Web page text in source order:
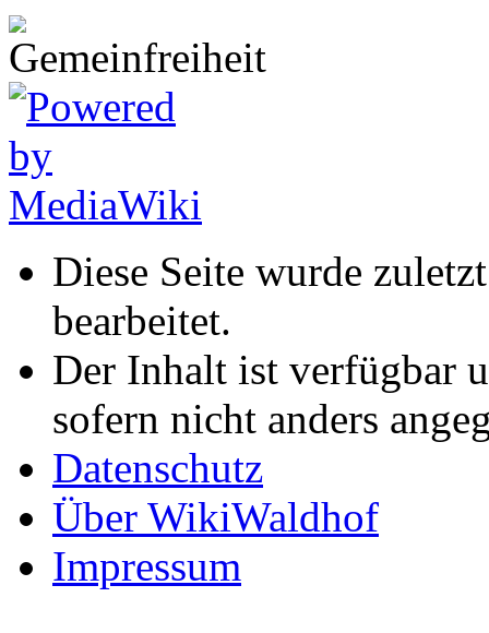
Diese Seite wurde
bearbeitet.
Der Inhalt ist verfügbar
sofern nicht anders
Datenschutz
Über WikiWaldhof
Impressum